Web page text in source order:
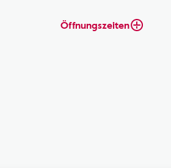
Öffnungszeiten